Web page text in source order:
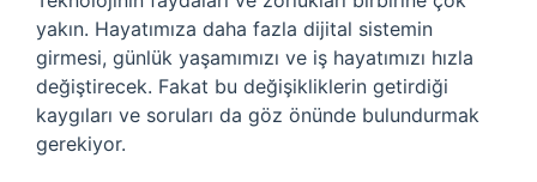
yakın. Hayatımıza daha fazla dijital sistemin
girmesi, günlük yaşamımızı ve iş hayatımızı hızla
değiştirecek. Fakat bu değişikliklerin getirdiği
kaygıları ve soruları da göz önünde bulundurmak
gerekiyor.